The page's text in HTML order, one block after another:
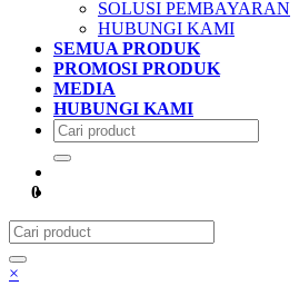
SOLUSI PEMBAYARAN
HUBUNGI KAMI
SEMUA PRODUK
PROMOSI PRODUK
MEDIA
HUBUNGI KAMI
0
×